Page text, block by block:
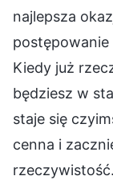
najlepsza
postępowanie
Kiedy już
będziesz w
staje się
cenna i